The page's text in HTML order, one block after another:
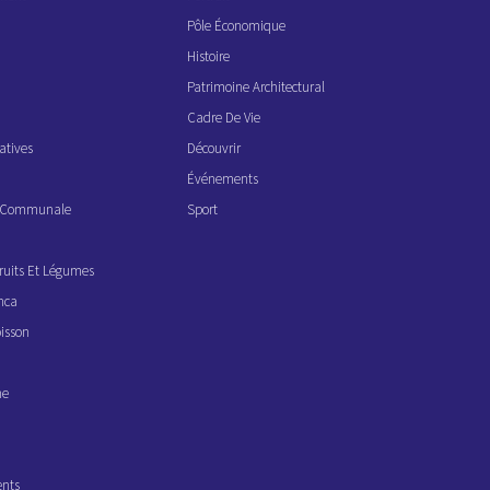
Et Légumes
Pôle Économique
Histoire
Patrimoine Architectural
Cadre De Vie
Découvrir
Événements
Sport